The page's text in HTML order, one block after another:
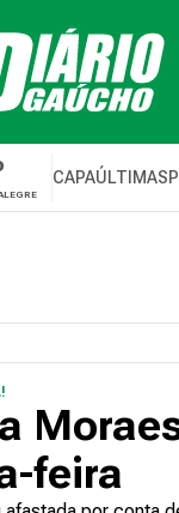
CAPAÚLTIMAS
feira